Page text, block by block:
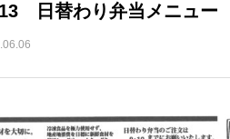
日替わり弁当メニュー